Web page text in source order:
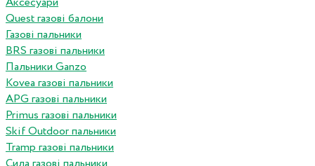
Quest газові балони
Газові пальники
BRS газові пальники
Пальники Ganzo
Kovea газові пальники
APG газові пальники
Primus газові пальники
Skif Outdoor пальники
Tramp газові пальники